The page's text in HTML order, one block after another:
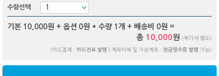
수량선택
기본 10,000원 + 옵션 0원 * 수량 1 개 + 배송비 0원 =
총 10,000원 (부가세 별도)
(카드결제 : 카드전표 발행 | 계좌이체 및 가상계좌 : 현금영수증 발행 가능)